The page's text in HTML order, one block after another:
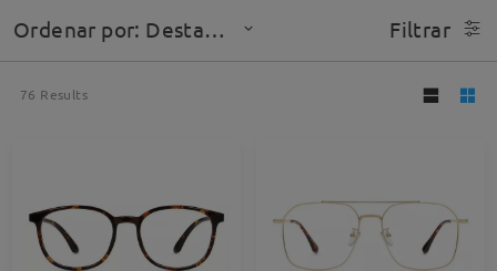
Ordenar por: Destacado Filtrar
76 Results